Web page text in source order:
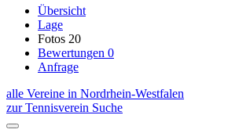
Übersicht
Lage
Fotos 20
Bewertungen 0
Anfrage
alle Vereine in Nordrhein-Westfalen
zur Tennisverein Suche